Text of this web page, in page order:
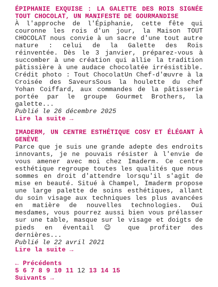
ÉPIPHANIE EXQUISE : LA GALETTE DES ROIS SIGNÉE
TOUT CHOCOLAT, UN MANIFESTE DE GOURMANDISE
À l'approche de l'Épiphanie, cette fête qui
couronne les rois d'un jour, la Maison TOUT
CHOCOLAT nous convie à un sacre d'une tout autre
nature : celui de la Galette des Rois
réinventée. Dès le 3 janvier, préparez-vous à
succomber à une création qui allie la tradition
pâtissière à une audace chocolatée irrésistible.
Crédit photo : Tout Chocolat ​Un Chef-d'œuvre à la
Croisée des Saveurs ​Sous la houlette du chef
Yohan Coiffard, aux commandes de la pâtisserie
portée par le groupe Gourmet Brothers, la
galette...
Publié le 26 décembre 2025
Lire la suite →
IMADERM, UN CENTRE ESTHÉTIQUE COSY ET ÉLÉGANT À
GENÈVE
Parce que je suis une grande adepte des endroits
innovants, je ne pouvais résister à l'envie de
vous amener avec moi chez Imaderm. Ce centre
esthétique regroupe toutes les qualités que nous
sommes en droit d'attendre lorsqu'il s'agit de
mise en beauté. Situé à Champel, Imaderm propose
une large palette de soins esthétiques, allant
du soin visage aux techniques les plus avancées
en matière de nouvelles technologies. Oui
mesdames, vous pourrez aussi bien vous prélasser
sur une table, masque sur le visage et doigts de
pieds en éventail 😉 que profiter des
dernières...
Publié le 22 avril 2021
Lire la suite →
← Précédents
5 6 7 8 9 10 11 12 13 14 15
Suivants →